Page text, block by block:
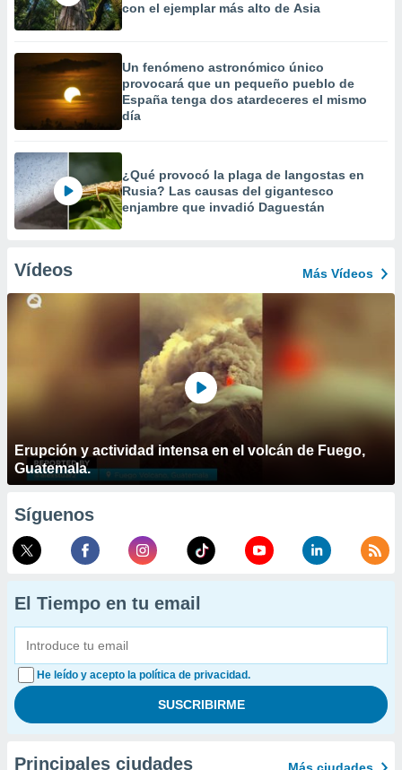
con el ejemplar más alto de Asia
Un fenómeno astronómico único
provocará que un pequeño pueblo de
España tenga dos atardeceres el mismo
día
¿Qué provocó la plaga de langostas en
Rusia? Las causas del gigantesco
enjambre que invadió Daguestán
Vídeos Más Vídeos
Erupción y actividad intensa en el volcán de Fuego,
Guatemala.
Síguenos
El Tiempo en tu email
He leído y acepto la política de privacidad.
Principales ciudades